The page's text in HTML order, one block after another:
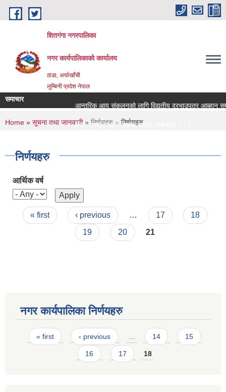
Skip to main content
शितगंगा नगरपालिका
नगर कार्यपालिकाकाे कार्यालय
ठाडा, अर्घाखाँची
लुम्बिनी प्रदेश नेपाल
समाचार
आन्तरिक आय संकलनको लागि विद्युतीय दरभाउपत्र आब्हान
रिक्त पदमा स्थायी शिक्षक सरुवा सम्बन्धमा ।।।
You are here
Home » सूचना तथा जानकारी» निर्णयहरु » निर्णयहरु
निर्णयहरु
आर्थिक वर्ष
Pages
« first ‹ previous … 17
18
19
20 21
नगर कार्यपालिका निर्णयहरु
Pages
« first ‹ previous 14 15
16 17 18